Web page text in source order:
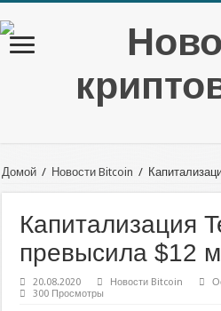
Домой / Новости Bitcoin /
Капитализация
превысила $12
20.08.2020 Новости Bitcoin
300 Просмотры